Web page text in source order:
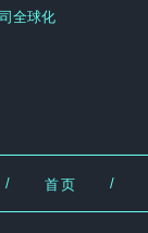
全球化
/ 首页 /